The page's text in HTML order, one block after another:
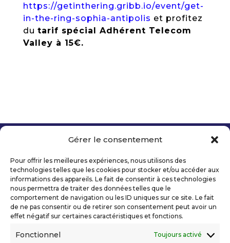
Gérer le consentement
Pour offrir les meilleures expériences, nous utilisons des
technologies telles que les cookies pour stocker et/ou accéder aux
informations des appareils. Le fait de consentir à ces technologies
nous permettra de traiter des données telles que le
comportement de navigation ou les ID uniques sur ce site. Le fait
de ne pas consentir ou de retirer son consentement peut avoir un
effet négatif sur certaines caractéristiques et fonctions.
Fonctionnel Toujours activé
https://getinthering.gribb.io/event/get-
in-the-ring-sophia-antipolis et profitez
du tarif spécial Adhérent Telecom
Valley à 15€.
Mentions légales
Politique de confidentialité
Déclaration d’accessibilité numérique
Ils nous soutiennent